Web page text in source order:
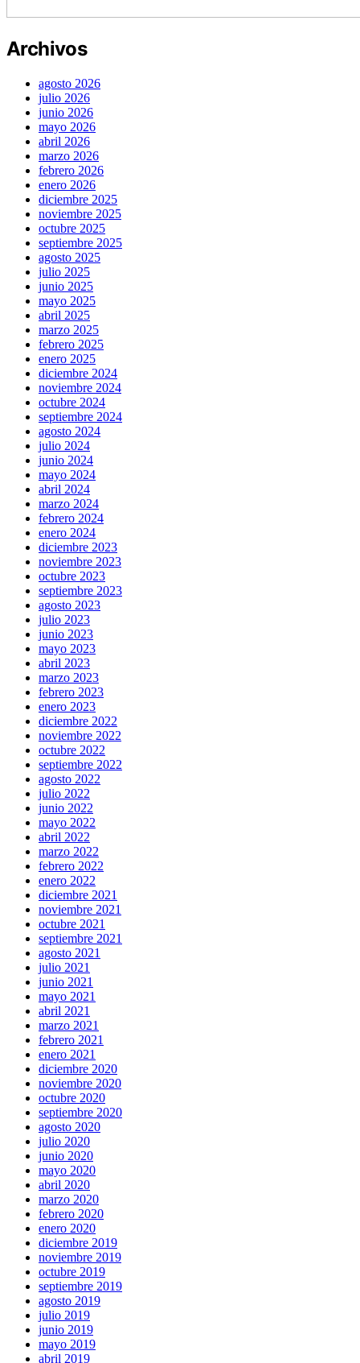
Archivos
agosto 2026
julio 2026
junio 2026
mayo 2026
abril 2026
marzo 2026
febrero 2026
enero 2026
diciembre 2025
noviembre 2025
octubre 2025
septiembre 2025
agosto 2025
julio 2025
junio 2025
mayo 2025
abril 2025
marzo 2025
febrero 2025
enero 2025
diciembre 2024
noviembre 2024
octubre 2024
septiembre 2024
agosto 2024
julio 2024
junio 2024
mayo 2024
abril 2024
marzo 2024
febrero 2024
enero 2024
diciembre 2023
noviembre 2023
octubre 2023
septiembre 2023
agosto 2023
julio 2023
junio 2023
mayo 2023
abril 2023
marzo 2023
febrero 2023
enero 2023
diciembre 2022
noviembre 2022
octubre 2022
septiembre 2022
agosto 2022
julio 2022
junio 2022
mayo 2022
abril 2022
marzo 2022
febrero 2022
enero 2022
diciembre 2021
noviembre 2021
octubre 2021
septiembre 2021
agosto 2021
julio 2021
junio 2021
mayo 2021
abril 2021
marzo 2021
febrero 2021
enero 2021
diciembre 2020
noviembre 2020
octubre 2020
septiembre 2020
agosto 2020
julio 2020
junio 2020
mayo 2020
abril 2020
marzo 2020
febrero 2020
enero 2020
diciembre 2019
noviembre 2019
octubre 2019
septiembre 2019
agosto 2019
julio 2019
junio 2019
mayo 2019
abril 2019